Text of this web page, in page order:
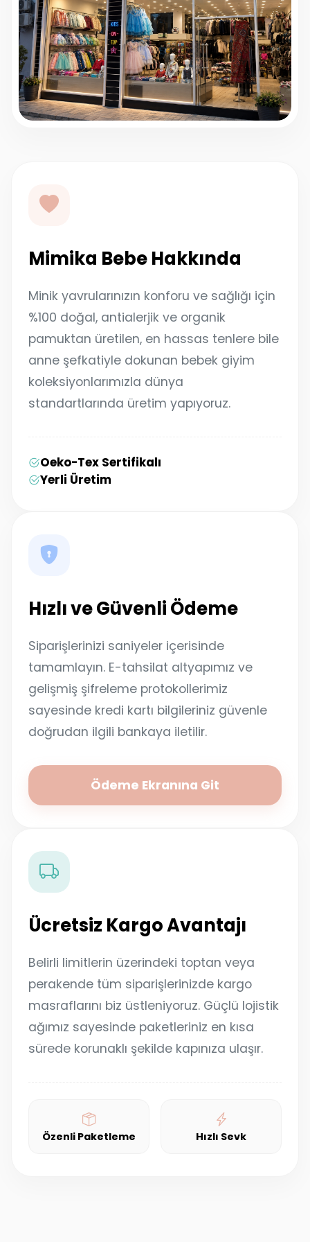
Mimika Bebe Hakkında
Minik yavrularınızın konforu ve sağlığı için
%100 doğal, antialerjik ve organik
pamuktan üretilen, en hassas tenlere bile
anne şefkatiyle dokunan bebek giyim
koleksiyonlarımızla dünya
standartlarında üretim yapıyoruz.
Oeko-Tex Sertifikalı
Yerli Üretim
Hızlı ve Güvenli Ödeme
Siparişlerinizi saniyeler içerisinde
tamamlayın. E-tahsilat altyapımız ve
gelişmiş şifreleme protokollerimiz
sayesinde kredi kartı bilgileriniz güvenle
doğrudan ilgili bankaya iletilir.
Ödeme Ekranına Git
Ücretsiz Kargo Avantajı
Belirli limitlerin üzerindeki toptan veya
perakende tüm siparişlerinizde kargo
masraflarını biz üstleniyoruz. Güçlü lojistik
ağımız sayesinde paketleriniz en kısa
sürede korunaklı şekilde kapınıza ulaşır.
Özenli Paketleme Hızlı Sevk